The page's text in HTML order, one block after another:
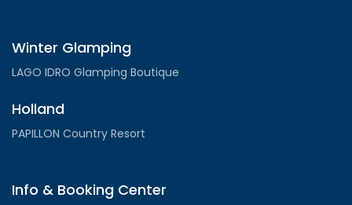
Winter Glamping
LAGO IDRO Glamping Boutique
Holland
PAPILLON Country Resort
Info & Booking Center